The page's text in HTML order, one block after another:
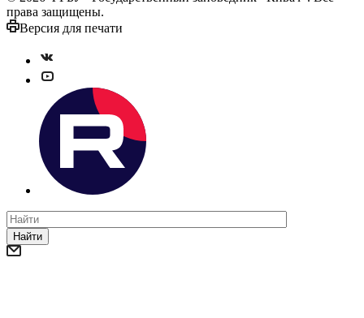
права защищены.
Версия для печати
Найти